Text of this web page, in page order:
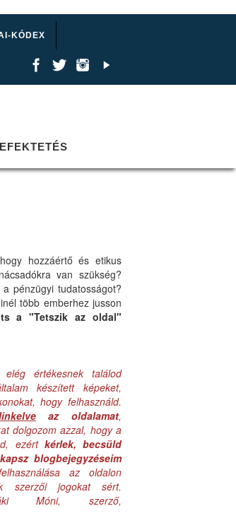
KÓDEX
hozzáértő és etikus
van szükség?
pénzügyi tudatosságot?
több emberhez jusson
a "Tetszik az oldal"
értékesnek találod
készített képeket,
hogy felhasználd.
az oldalamat,
dolgozom azzal, hogy a
ezért kérlek, becsüld
blogbejegyzéseim
az oldalon
szerzői jogokat sért.
Móni, szerző,